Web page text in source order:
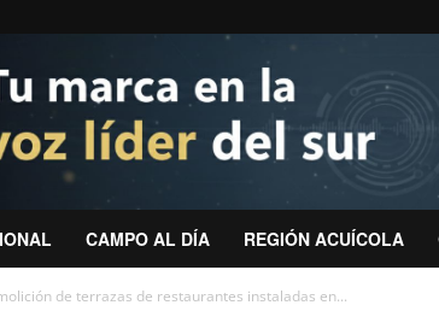
CAMPO AL DÍA REGIÓN ACUÍCOLA
de terrazas de restaurantes instaladas en...